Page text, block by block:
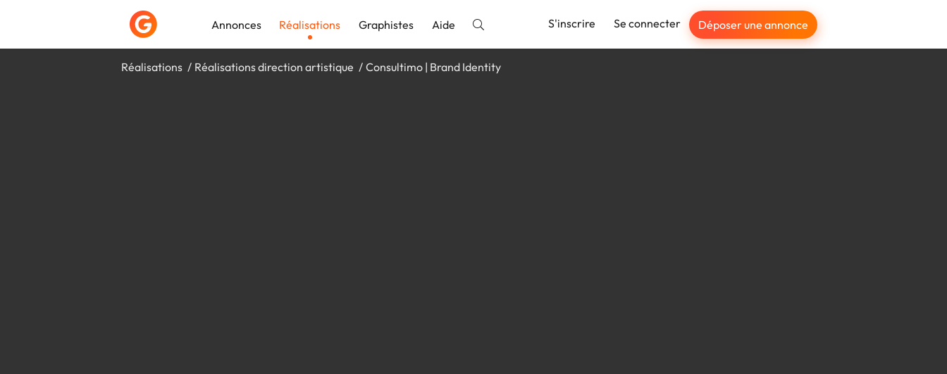
Annonces Réalisations Graphistes Aide S'inscrire Se connecter Déposer une annonce
Réalisations Réalisations direction artistique Consultimo | Brand Identity